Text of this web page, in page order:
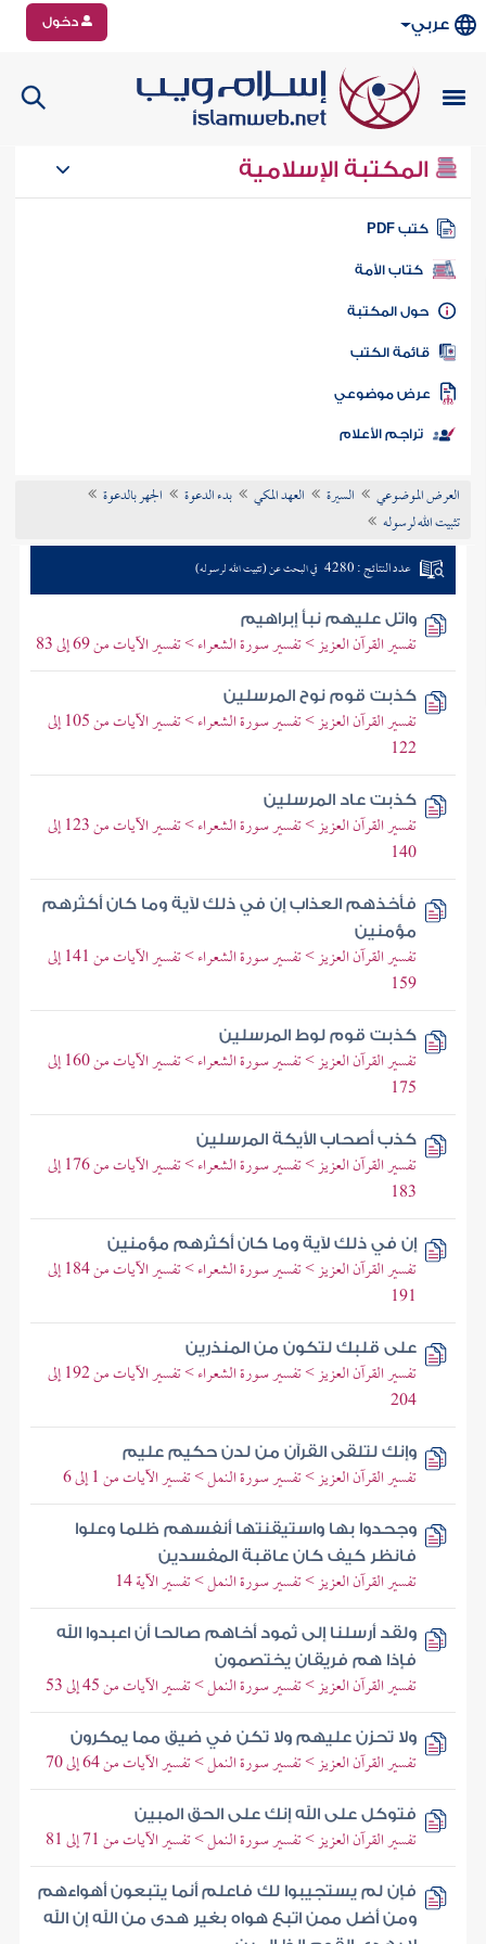
عربي دخول
المكتبة الإسلامية
كتب PDF
كتاب الأمة
المكتبة
الكتب
موضوعي
تراجم الأعلام
العرض الموضوعي السيرة العهد المكي بدء الدعوة
الجهر بالدعوة
تثبيت الله لرسوله
عدد النتائج : 4280 في البحث عن (تثبيت الله لرسوله)
واتل عليهم نبأ إبراهيم
تفسير القرآن العزيز > تفسير سورة الشعراء > تفسير الآيات من 69 إلى 83
كذبت قوم نوح المرسلين
تفسير القرآن العزيز > تفسير سورة الشعراء > تفسير الآيات من 105 إلى
122
كذبت عاد المرسلين
تفسير القرآن العزيز > تفسير سورة الشعراء > تفسير الآيات من 123 إلى
140
فأخذهم العذاب إن في ذلك لآية وما كان أكثرهم
مؤمنين
تفسير القرآن العزيز > تفسير سورة الشعراء > تفسير الآيات من 141 إلى
159
كذبت قوم لوط المرسلين
تفسير القرآن العزيز > تفسير سورة الشعراء > تفسير الآيات من 160 إلى
175
كذب أصحاب الأيكة المرسلين
تفسير القرآن العزيز > تفسير سورة الشعراء > تفسير الآيات من 176 إلى
183
إن في ذلك لآية وما كان أكثرهم مؤمنين
تفسير القرآن العزيز > تفسير سورة الشعراء > تفسير الآيات من 184 إلى
191
على قلبك لتكون من المنذرين
تفسير القرآن العزيز > تفسير سورة الشعراء > تفسير الآيات من 192 إلى
204
وإنك لتلقى القرآن من لدن حكيم عليم
تفسير القرآن العزيز > تفسير سورة النمل > تفسير الآيات من 1 إلى 6
وجحدوا بها واستيقنتها أنفسهم ظلما وعلوا
فانظر كيف كان عاقبة المفسدين
تفسير القرآن العزيز > تفسير سورة النمل > تفسير الآية 14
ولقد أرسلنا إلى ثمود أخاهم صالحا أن اعبدوا الله
فإذا هم فريقان يختصمون
تفسير القرآن العزيز > تفسير سورة النمل > تفسير الآيات من 45 إلى 53
ولا تحزن عليهم ولا تكن في ضيق مما يمكرون
تفسير القرآن العزيز > تفسير سورة النمل > تفسير الآيات من 64 إلى 70
فتوكل على الله إنك على الحق المبين
تفسير القرآن العزيز > تفسير سورة النمل > تفسير الآيات من 71 إلى 81
فإن لم يستجيبوا لك فاعلم أنما يتبعون أهواءهم
ومن أضل ممن اتبع هواه بغير هدى من الله إن الله